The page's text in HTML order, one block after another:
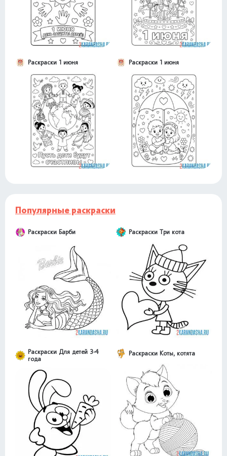
Раскраски 1 июня Раскраски 1 июня
Популярные раскраски
Раскраски Барби Раскраски Три кота
Раскраски Для детей 3-4
года
Раскраски Коты, котята